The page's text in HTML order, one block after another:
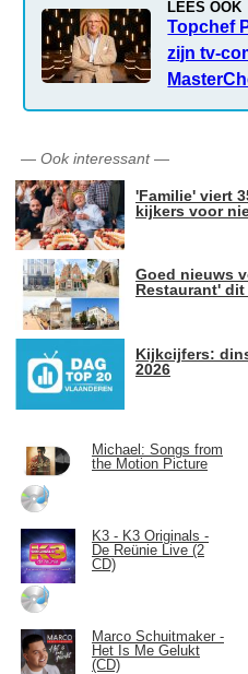
LEES OOK
Topchef
zijn tv-
— Ook interessant—
'Familie' viert
kijkers voor
Goed nieuws
Restaurant' dit
Kijkcijfers:
2026
Michael: Songs from
the Motion Picture
K3 - K3 Originals -
De Reünie Live (2
CD)
Marco Schuitmaker -
Het Is Me Gelukt
(CD)